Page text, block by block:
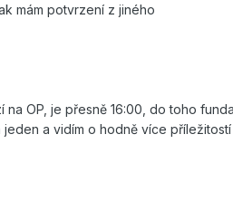
mám potvrzení z jiného
OP, je přesně 16:00, do toho
a vidím o hodně více